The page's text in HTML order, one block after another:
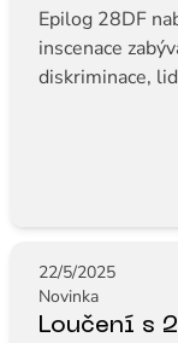
Epilog 28DF
inscenace
diskriminace,
22/5/2025
Novinka
Loučení s